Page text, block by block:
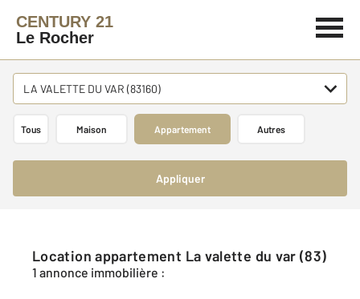
CENTURY 21
Le Rocher
LA VALETTE DU VAR (83160)
Tous Maison Appartement Autres
Appliquer
Location appartement La valette du var (83)
1 annonce immobilière :